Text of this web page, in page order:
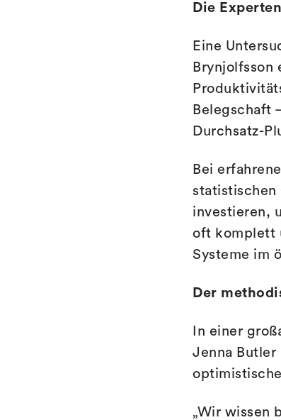
Die
Eine
Brynjolfsson
Belegschaft
Durchsatz-
Bei
statistischen
investieren,
oft komplett
Systeme im
Der
In einer
Jenna
„Wir wissen